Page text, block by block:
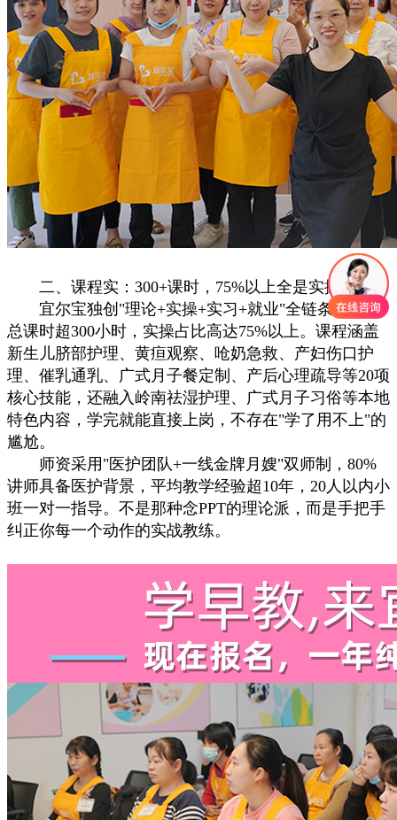
二、课程实：300+课时，75%以上全是实操
宜尔宝独创"理论+实操+实习+就业"全链条模式，
总课时超300小时，实操占比高达75%以上。课程涵盖
新生儿脐部护理、黄疸观察、呛奶急救、产妇伤口护
理、催乳通乳、广式月子餐定制、产后心理疏导等20项
核心技能，还融入岭南祛湿护理、广式月子习俗等本地
特色内容，学完就能直接上岗，不存在"学了用不上"的
尴尬。
师资采用"医护团队+一线金牌月嫂"双师制，80%
讲师具备医护背景，平均教学经验超10年，20人以内小
班一对一指导。不是那种念PPT的理论派，而是手把手
纠正你每一个动作的实战教练。